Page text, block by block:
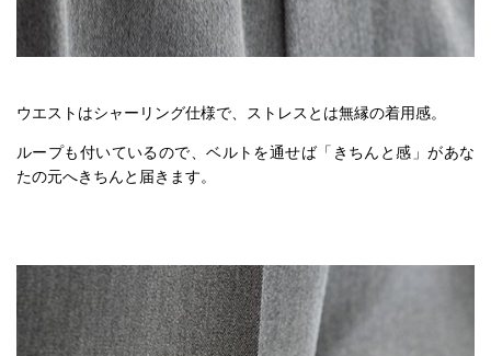
ウエストはシャーリング仕様で、ストレスとは無縁の着用感。
ループも付いているので、ベルトを通せば「きちんと感」があな
たの元へきちんと届きます。